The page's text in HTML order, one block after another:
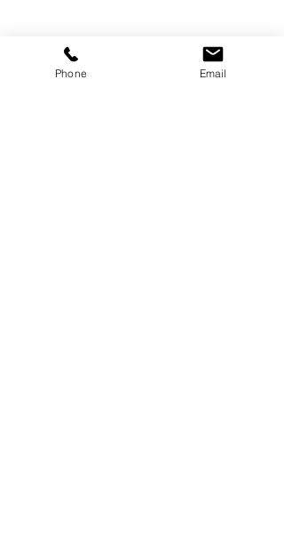
Phone Email